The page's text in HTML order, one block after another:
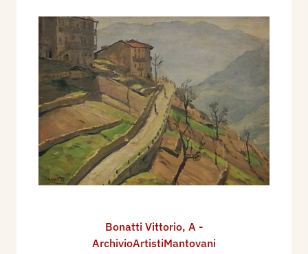
Bonatti Vittorio, A -
ArchivioArtistiMantovani